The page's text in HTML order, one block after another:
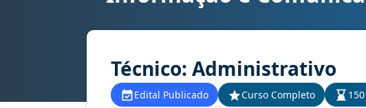
Técnico: Administrativo
Edital Publicado Curso Completo